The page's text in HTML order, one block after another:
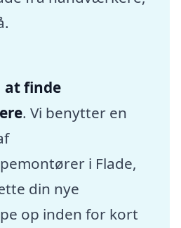
at finde
. Vi benytter en
i Flade,
din nye
op inden for kort